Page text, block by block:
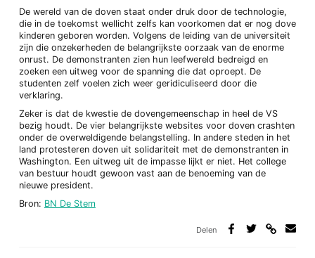
De wereld van de doven staat onder druk door de technologie,
die in de toekomst wellicht zelfs kan voorkomen dat er nog dove
kinderen geboren worden. Volgens de leiding van de universiteit
zijn die onzekerheden de belangrijkste oorzaak van de enorme
onrust. De demonstranten zien hun leefwereld bedreigd en
zoeken een uitweg voor de spanning die dat oproept. De
studenten zelf voelen zich weer geridiculiseerd door die
verklaring.
Zeker is dat de kwestie de dovengemeenschap in heel de VS
bezig houdt. De vier belangrijkste websites voor doven crashten
onder de overweldigende belangstelling. In andere steden in het
land protesteren doven uit solidariteit met de demonstranten in
Washington. Een uitweg uit de impasse lijkt er niet. Het college
van bestuur houdt gewoon vast aan de benoeming van de
nieuwe president.
Bron: BN De Stem
Delen